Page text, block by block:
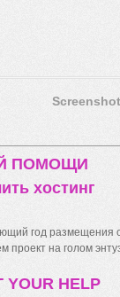
Screenshot
ПОМОЩИ
хостинг
год
проект на голом
YOUR HELP